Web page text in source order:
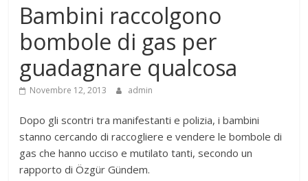
Bambini raccolgono
bombole di gas per
guadagnare qualcosa
Novembre 12, 2013 admin
Dopo gli scontri tra manifestanti e polizia, i bambini
stanno cercando di raccogliere e vendere le bombole di
gas che hanno ucciso e mutilato tanti, secondo un
rapporto di Özgür Gündem.